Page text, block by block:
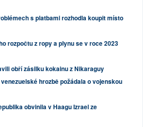
s platbami rozhodla koupit místo
rozpočtu z ropy a plynu se v roce 2023
obří zásilku kokainu z Nikaraguy
hrozbě požádala o vojenskou
obvinila v Haagu Izrael ze